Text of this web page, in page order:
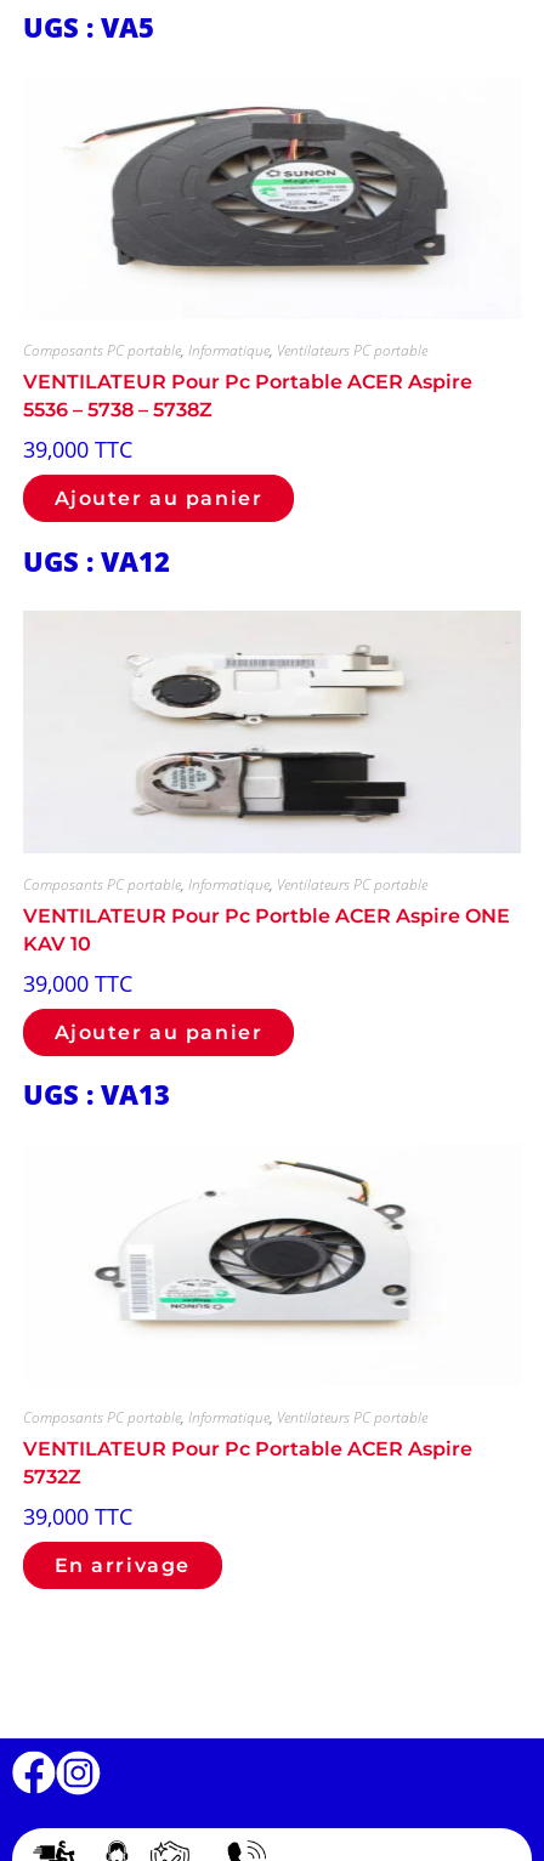
UGS : VA5
Composants PC portable, Informatique, Ventilateurs PC portable
VENTILATEUR Pour Pc Portable ACER Aspire
5536 – 5738 – 5738Z
39,000 TTC
Ajouter au panier
UGS : VA12
Composants PC portable, Informatique, Ventilateurs PC portable
VENTILATEUR Pour Pc Portble ACER Aspire ONE
KAV 10
39,000 TTC
Ajouter au panier
UGS : VA13
Composants PC portable, Informatique, Ventilateurs PC portable
VENTILATEUR Pour Pc Portable ACER Aspire
5732Z
39,000 TTC
En arrivage